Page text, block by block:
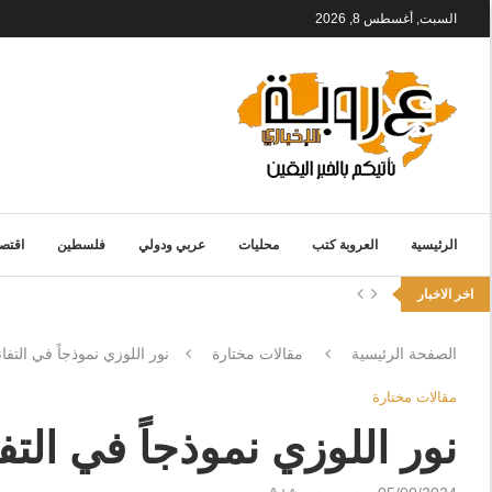
السبت, أغسطس 8, 2026
الرئيسية العروبة كتب محليات عربي ودولي فلسطين
اخر الاخبار
الصفحة الرئيسية مقالات مختارة نور اللوزي نموذجاً في
مقالات مختارة
نور اللوزي نموذجاً في